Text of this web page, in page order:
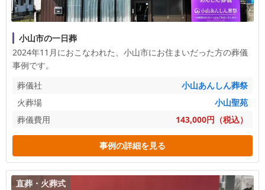
小山市の一日葬
2024年11月におこなわれた、 小山市にお住まいだった方の葬儀
事例です。
葬儀社
小山あんしん葬祭
火葬場
小山聖苑
葬儀費用
143,000円（税込）
事例の詳細を見る
直葬・火葬式